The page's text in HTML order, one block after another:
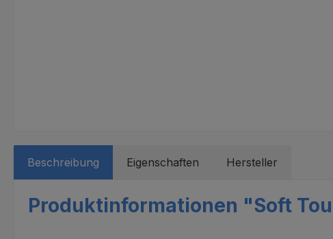
Beschreibung Eigenschaften Hersteller
Produktinformationen "Soft